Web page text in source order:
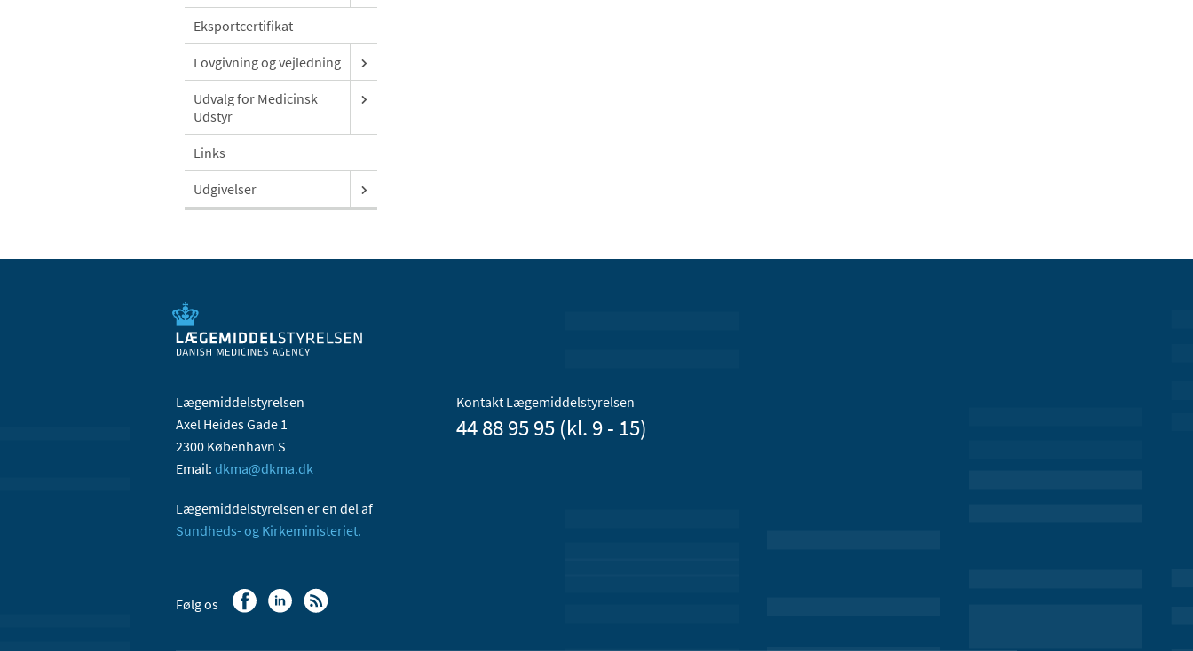
Eksportcertifikat
Lovgivning og vejledning
Udvalg for Medicinsk
Udstyr
Links
Udgivelser
Lægemiddelstyrelsen
Axel Heides Gade 1
2300 København S
Email: dkma@dkma.dk
Lægemiddelstyrelsen er en del af
Sundheds- og Kirkeministeriet.
Kontakt Lægemiddelstyrelsen
44 88 95 95 (kl. 9 - 15)
Følg os